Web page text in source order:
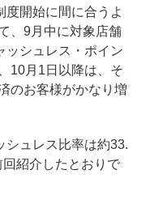
度開始に間に合うよ
、9月中に対象店舗
ッシュレス・ポイン
10月1日以降は、そ
のお客様がかなり増
シュレス比率は約33.
回紹介したとおりで